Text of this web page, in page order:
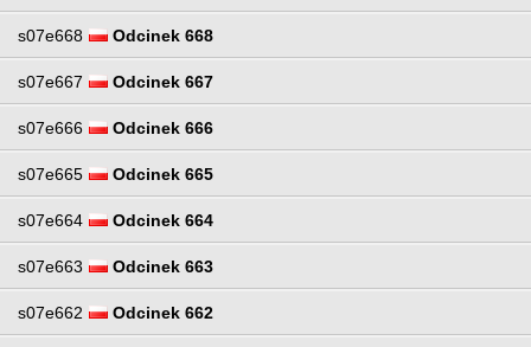
s07e668 Odcinek 668
s07e667 Odcinek 667
s07e666 Odcinek 666
s07e665 Odcinek 665
s07e664 Odcinek 664
s07e663 Odcinek 663
s07e662 Odcinek 662